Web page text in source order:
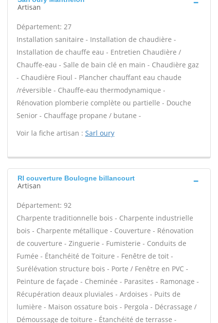
Artisan
Département: 27
Installation sanitaire - Installation de chaudière -
Installation de chauffe eau - Entretien Chaudière /
Chauffe-eau - Salle de bain clé en main - Chaudière gaz
- Chaudière Fioul - Plancher chauffant eau chaude
/réversible - Chauffe-eau thermodynamique -
Rénovation plomberie complète ou partielle - Douche
Senior - Chauffage propane / butane -
Voir la fiche artisan : Sarl oury
Rl couverture Boulogne billancourt
Artisan
Département: 92
Charpente traditionnelle bois - Charpente industrielle
bois - Charpente métallique - Couverture - Rénovation
de couverture - Zinguerie - Fumisterie - Conduits de
Fumée - Étanchéité de Toiture - Fenêtre de toit -
Surélévation structure bois - Porte / Fenêtre en PVC -
Peinture de façade - Cheminée - Parasites - Ramonage -
Récupération deaux pluviales - Ardoises - Puits de
lumière - Maison ossature bois - Pergola - Décrassage /
Démoussage de toiture - Étanchéité de terrasse -